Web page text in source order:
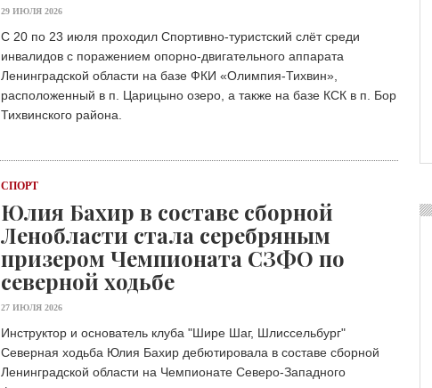
29 ИЮЛЯ 2026
С 20 по 23 июля проходил Спортивно-туристский слёт среди
инвалидов с поражением опорно-двигательного аппарата
Ленинградской области на базе ФКИ «Олимпия-Тихвин»,
расположенный в п. Царицыно озеро, а также на базе КСК в п. Бор
Тихвинского района.
СПОРТ
Юлия Бахир в составе сборной
Ленобласти стала серебряным
призером Чемпионата СЗФО по
северной ходьбе
27 ИЮЛЯ 2026
Инструктор и основатель клуба "Шире Шаг, Шлиссельбург"
Северная ходьба Юлия Бахир дебютировала в составе сборной
Ленинградской области на Чемпионате Северо-Западного